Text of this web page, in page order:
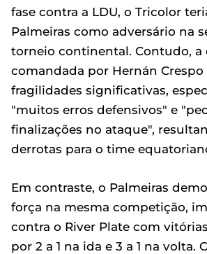
fase contra a LDU, o Tricolor
Palmeiras como adversário na
torneio continental. Contudo, a
comandada por Hernán
fragilidades significativas,
"muitos erros defensivos" e
finalizações no ataque",
derrotas para o time
Em contraste, o Palmeiras
força na mesma competição,
contra o River Plate com
por 2 a 1 na ida e 3 a 1 na volta.